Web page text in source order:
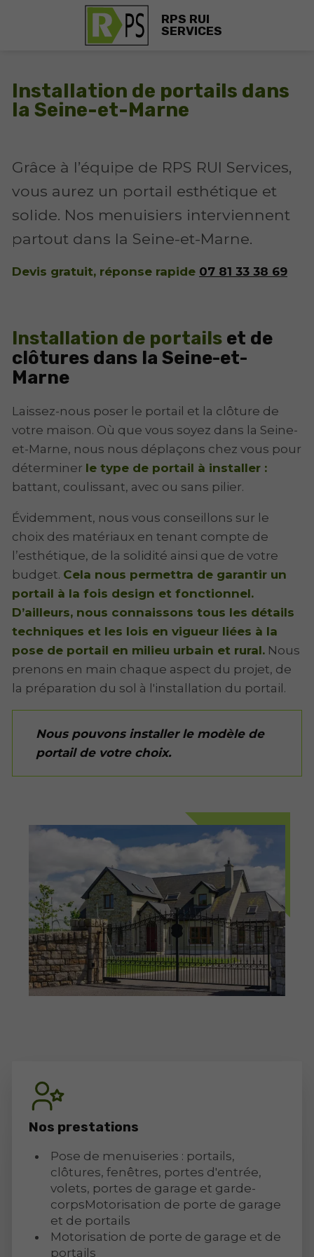
RPS RUI
SERVICES
Installation de portails dans
la Seine-et-Marne
Grâce à l’équipe de RPS RUI Services,
vous aurez un portail esthétique et
solide. Nos menuisiers interviennent
partout dans la Seine-et-Marne.
Devis gratuit, réponse rapide 07 81 33 38 69
Installation de portails et de
clôtures dans la Seine-et-
Marne
Laissez-nous poser le portail et la clôture de
votre maison. Où que vous soyez dans la Seine-
et-Marne, nous nous déplaçons chez vous pour
déterminer le type de portail à installer :
battant, coulissant, avec ou sans pilier.
Évidemment, nous vous conseillons sur le
choix des matériaux en tenant compte de
l’esthétique, de la solidité ainsi que de votre
budget. Cela nous permettra de garantir un
portail à la fois design et fonctionnel.
D’ailleurs, nous connaissons tous les détails
techniques et les lois en vigueur liées à la
pose de portail en milieu urbain et rural. Nous
prenons en main chaque aspect du projet, de
la préparation du sol à l'installation du portail.
Nous pouvons installer le modèle de
portail de votre choix.
Nos prestations
Pose de menuiseries : portails,
clôtures, fenêtres, portes d'entrée,
volets, portes de garage et garde-
corpsMotorisation de porte de garage
et de portails
Motorisation de porte de garage et de
portails